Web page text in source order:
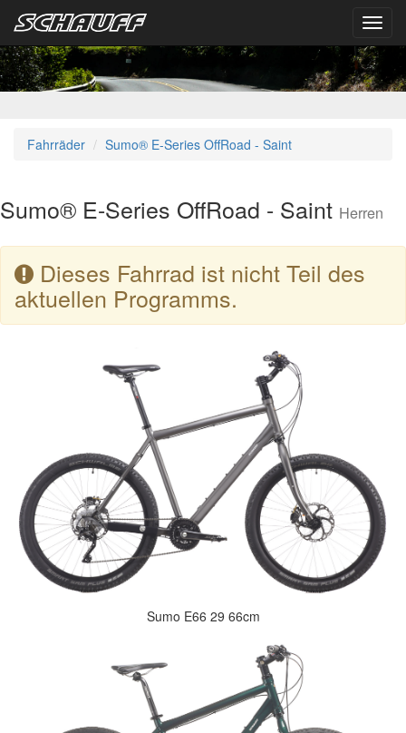
Fahrräder Sumo® E-Series OffRoad - Saint
Sumo® E-Series OffRoad - Saint Herren
Dieses Fahrrad ist nicht Teil des
aktuellen Programms.
Sumo E66 29 66cm